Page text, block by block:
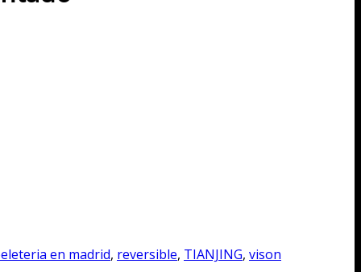
en madrid, reversible, TIANJING, vison